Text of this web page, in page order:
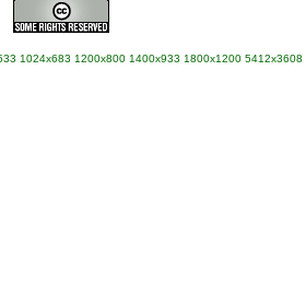
1024x683 1200x800 1400x933 1800x1200 5412x3608